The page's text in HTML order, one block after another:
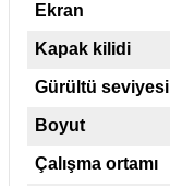
Ekran
Kapak kilidi
Gürültü seviyesi
Boyut
Çalışma ortamı